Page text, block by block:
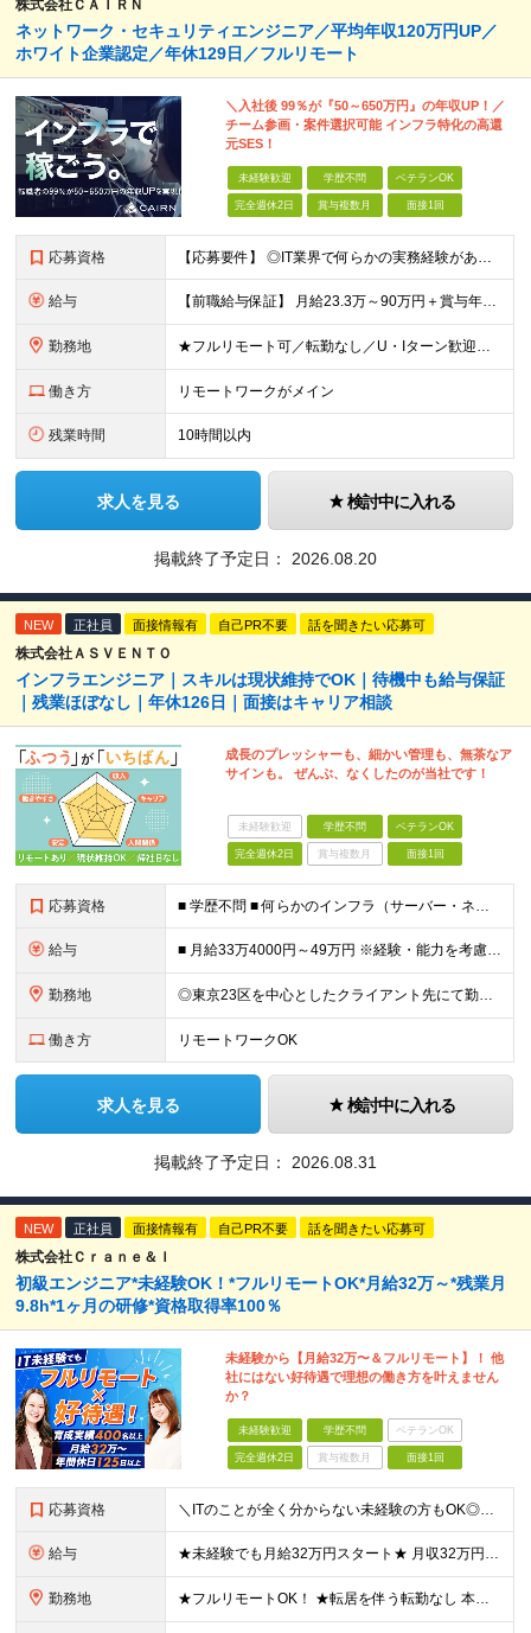
株式会社ＣＡＩＲＮ
ネットワーク・セキュリティエンジニア／平均年収120万円UP／
ホワイト企業認定／年休129日／フルリモート
＼入社後 99％が『50～650万円』の年収UP！／
チーム参画・案件選択可能 インフラ特化の高還
元SES！
未経験歓迎 学歴不問 ベテランOK
完全週休2日 賞与複数月 面接1回
応募資格 【応募要件】 ◎IT業界で何らかの実務経験がある方 └2～3ヶ月の実務経験のある方は歓迎します！ 例）PCキッティングやモバイル通信基地局の業務経験者など インフラエンジニアとしてご経験のある方は、
給与 【前職給与保証】 月給23.3万～90万円＋賞与年2回＋インセンティブ ★年収1000万円以上の実績あり！ ※上記月給には月20～30時間分（2万9,300円～21万7,900円）の固定残業代を含み
勤務地 ★フルリモート可／転勤なし／U・Iターン歓迎★ ◎勤務地は相談の上、ご自宅近くに調整します！ 【勤務地】 本社、または東京／埼玉／千葉／神奈川／愛知／仙台のクライアント先 ◎完全在宅（フルリモート）
働き方 リモートワークがメイン
残業時間 10時間以内
求人を見る 検討中に入れる
掲載終了予定日： 2026.08.20
NEW 正社員 面接情報有 自己PR不要 話を聞きたい応募可
株式会社ＡＳＶＥＮＴＯ
インフラエンジニア｜スキルは現状維持でOK｜待機中も給与保証
｜残業ほぼなし｜年休126日｜面接はキャリア相談
成長のプレッシャーも、細かい管理も、無茶なア
サインも。 ぜんぶ、なくしたのが当社です！
未経験歓迎 学歴不問 ベテランOK
完全週休2日 賞与複数月 面接1回
応募資格 ■ 学歴不問 ■ 何らかのインフラ（サーバー・ネットワーク）の実務経験をお持ちの方 ※運用・保守の経験のみという方も大歓迎です！ ＼こんな方にピッタリの環境です／ ◎案件がコロコロ変わることに疲れて
給与 ■ 月給33万4000円～49万円 ※経験・能力を考慮して優遇します。 ※上記には固定残業代（月30時間分・6万3500円～9万3100円）を含みます。超過分は全額支給。 ※待機期間中全額給与を保証
勤務地 ◎東京23区を中心としたクライアント先にて勤務いただきます（転居を伴う転勤なし） ◎在宅勤務も活用できます ■ 本社 東京都江戸川区南葛西3-5-3-402 (変更の範囲)上記を除く当社関連勤務地
働き方 リモートワークOK
求人を見る 検討中に入れる
掲載終了予定日： 2026.08.31
NEW 正社員 面接情報有 自己PR不要 話を聞きたい応募可
株式会社Ｃｒａｎｅ＆Ｉ
初級エンジニア*未経験OK！*フルリモートOK*月給32万～*残業月
9.8h*1ヶ月の研修*資格取得率100％
未経験から【月給32万〜＆フルリモート】！ 他
社にはない好待遇で理想の働き方を叶えません
か？
未経験歓迎 学歴不問 ベテランOK
完全週休2日 賞与複数月 面接1回
応募資格 ＼ITのことが全く分からない未経験の方もOK◎／≪ポテンシャル採用実施中≫ ★未経験OK！フリータからの正社員デビューもOK！ ★学歴不問 ≪こんな方にピッタリです！≫ ◎未経験から本気でエンジニア
給与 ★未経験でも月給32万円スタート★ 月収32万円～35万円＋各種手当（資格手当だけで毎月15万の上乗せ実績あり！） ★資格手当豊富！1資格につき最大3万円支給 ★功績手当の導入で、毎月のお給与に上乗
勤務地 ★フルリモートOK！ ★転居を伴う転勤なし 本社またはプロジェクト先にて勤務いただきます！ ※プロジェクト先は一都三県及び23区内がメイン 【本社】 東京都新宿区神楽坂1-2 研究社英語センタービ